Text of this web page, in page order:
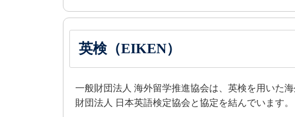
英検（EIKEN）
一般財団法人 海外留学推進協会は、英検を用いた
財団法人 日本英語検定協会と協定を結んでいます。